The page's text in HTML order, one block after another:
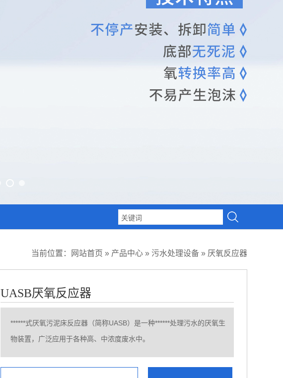
当前位置： 网站首页 » 产品中心 » 污水处理设备 » 厌氧反应器
UASB厌氧反应器
******式厌氧污泥床反应器（简称UASB）是一种******处理污水的厌氧生
物装置，广泛应用于各种高、中浓度废水中。